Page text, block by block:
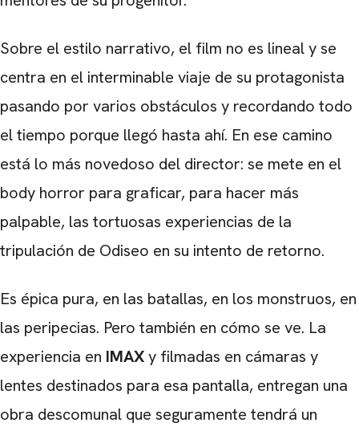
Sobre el estilo narrativo, el film no es lineal y se
centra en el interminable viaje de su protagonista
pasando por varios obstáculos y recordando todo
el tiempo porque llegó hasta ahí. En ese camino
está lo más novedoso del director: se mete en el
body horror para graficar, para hacer más
palpable, las tortuosas experiencias de la
tripulación de Odiseo en su intento de retorno.
Es épica pura, en las batallas, en los monstruos, en
las peripecias. Pero también en cómo se ve. La
experiencia en IMAXy filmadas en cámaras y
lentes destinados para esa pantalla, entregan una
obra descomunal que seguramente tendrá un